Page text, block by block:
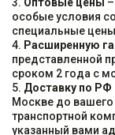
особые условия
специальные
4. Расширенную
представленной
сроком 2 года с
5. Доставку по РФ
Москве до вашего
транспортной
указанный вами